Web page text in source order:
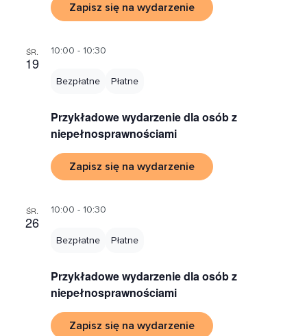
Zapisz się na wydarzenie
ŚR.
19
10:00 - 10:30
Przykładowe wydarzenie dla osób z
niepełnosprawnościami
Bezpłatne Płatne
Zapisz się na wydarzenie
ŚR.
26
10:00 - 10:30
Przykładowe wydarzenie dla osób z
niepełnosprawnościami
Bezpłatne Płatne
Zapisz się na wydarzenie